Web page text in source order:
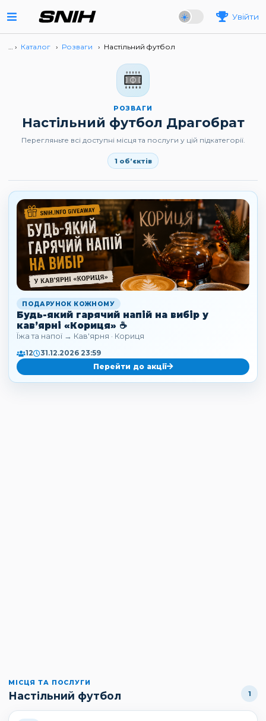
Увійти
… › Каталог › Розваги › Настільний футбол
РОЗВАГИ
Настільний футбол Драгобрат
Перегляньте всі доступні місця та послуги у цій підкатегорії.
1 об’єктів
ПОДАРУНОК КОЖНОМУ
Будь-який гарячий напій на вибір у
кав’ярні «Кориця» ☕
Їжа та напої → Кав'ярня · Кориця
12 31.12.2026 23:59
Перейти до акції
МІСЦЯ ТА ПОСЛУГИ
Настільний футбол 1